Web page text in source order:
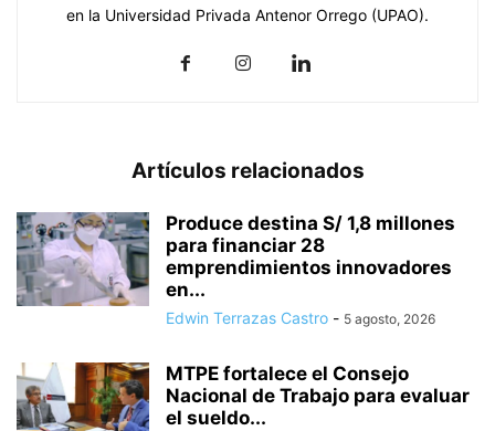
en la Universidad Privada Antenor Orrego (UPAO).
Artículos relacionados
Produce destina S/ 1,8 millones
para financiar 28
emprendimientos innovadores
en...
Edwin Terrazas Castro - 5 agosto, 2026
MTPE fortalece el Consejo
Nacional de Trabajo para evaluar
el sueldo...